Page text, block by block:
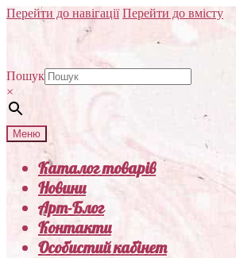
Перейти до навігації Перейти до вмісту
Пошук
×
Меню
Каталог товарів
Новини
Арт-Блог
Контакти
Особистий кабінет